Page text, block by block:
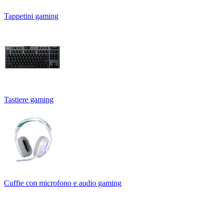
Tappetini gaming
Tastiere gaming
Cuffie con microfono e audio gaming